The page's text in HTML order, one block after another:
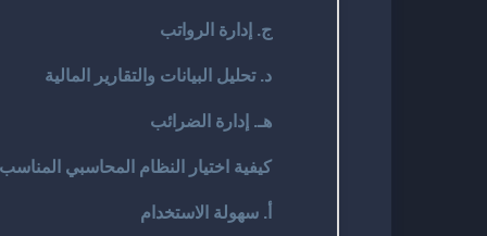
ج. إدارة الرواتب
د. تحليل البيانات والتقارير المالية
هـ. إدارة الضرائب
كيفية اختيار النظام المحاسبي
أ. سهولة الاستخدام